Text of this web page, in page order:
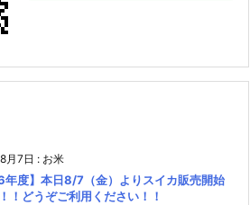
月7日 : お米
年度】本日8/7（金）よりスイカ販売開始
！どうぞご利用ください！！